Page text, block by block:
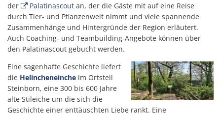
der
Palatinascout an, der die Gäste mit auf eine Reise
durch Tier- und Pflanzenwelt nimmt und viele spannende
Zusammenhänge und Hintergründe der Region erläutert.
Auch Coaching- und Teambuilding-Angebote können über
den Palatinascout gebucht werden.
Eine sagenhafte Geschichte liefert
die Helincheneinche im Ortsteil
Steinborn, eine 300 bis 600 Jahre
alte Stileiche um die sich die
Geschichte einer enttäuschten Liebe rankt. Eine